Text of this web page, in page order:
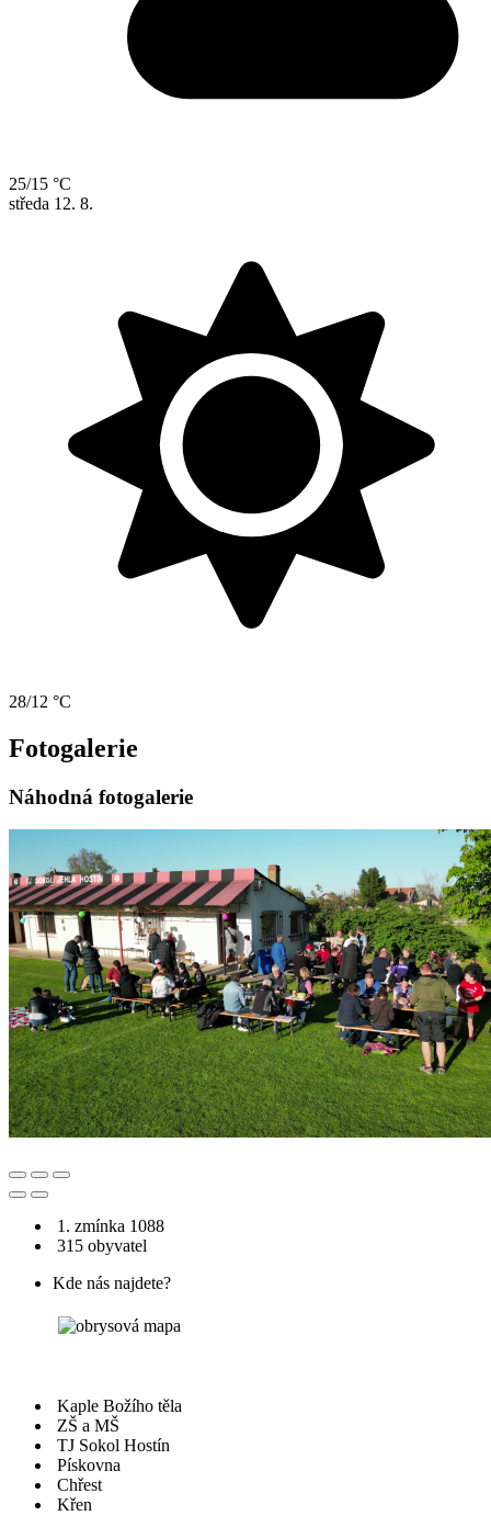
25/15 °C
středa 12. 8.
28/12 °C
Fotogalerie
Náhodná fotogalerie
1. zmínka 1088
315 obyvatel
Kde nás najdete?
Kaple Božího těla
ZŠ a MŠ
TJ Sokol Hostín
Pískovna
Chřest
Křen